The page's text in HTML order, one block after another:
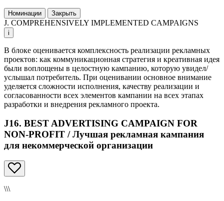
Номинации Закрыть
J. COMPREHENSIVELY IMPLEMENTED CAMPAIGNS
i
В блоке оценивается комплексность реализации рекламных
проектов: как коммуникационная стратегия и креативная идея
были воплощены в целостную кампанию, которую увидел/
услышал потребитель. При оценивании основное внимание
уделяется сложности исполнения, качеству реализации и
согласованности всех элементов кампании на всех этапах
разработки и внедрения рекламного проекта.
J16. BEST ADVERTISING CAMPAIGN FOR
NON-PROFIT / Лучшая рекламная кампания
для некоммерческой организации
\\\